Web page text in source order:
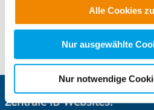
alle Cookie-Kategorien
nachfolgender Buttons über Ihre
Zwecke entscheiden und Ihre
für die Zukunft widerrufen. Bitte
Cookies, die erforderlich zur
aufgerufenen und somit
Alle Cookies
Nur ausgewählte
Nur notwendige
Kontaktformular
Die mit einem Sternchen (*)
Pflichtfelder.
Zentrale IB-Websites: